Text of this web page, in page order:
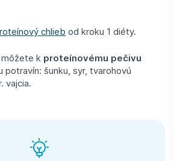
chlieb od kroku 1 diéty.
k proteínovému pečivu
potravín: šunku, syr, tvarohovú
vajcia.